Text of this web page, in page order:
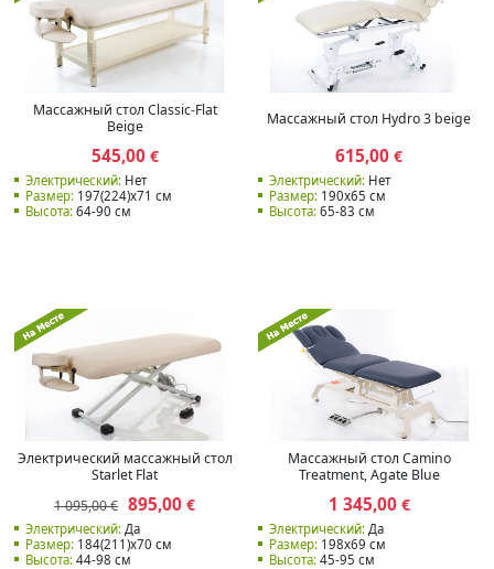
Массажный стол Classic-Flat
Beige
545,00€
Электрический:Нет
Размер:197(224)x71 см
Высота:64-90 см
Массажный стол Hydro 3 beige
615,00 €
Электрический: Нет
Размер: 190x65 см
Высота: 65-83 см
Электрический массажный стол
Starlet Flat
1 095,00 € 895,00 €
Электрический:Да
Размер:184(211)x70 см
Высота:44-98 см
Массажный стол Camino
Treatment, Agate Blue
1 345,00€
Электрический: Да
Размер: 198x69 см
Высота: 45-95 см